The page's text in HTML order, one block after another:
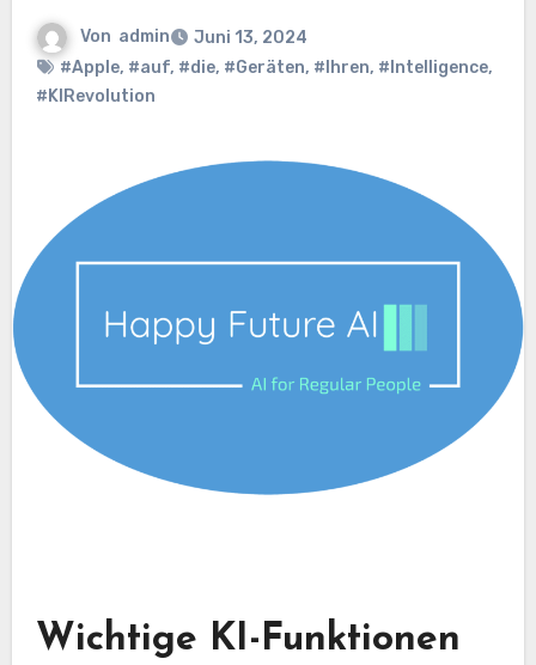
Von admin
Juni 13, 2024
#Apple, #auf, #die, #Geräten, #Ihren, #Intelligence,
#KIRevolution
Wichtige KI-Funktionen